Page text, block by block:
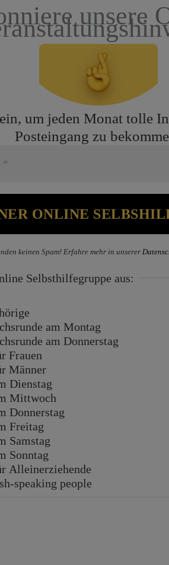
unsere
um jeden Monat tolle
Posteingang zu
keinen Spam! Erfahre mehr in unserer
Selbsthilfegruppe aus:
am Montag
am Donnerstag
Frauen
Männer
Dienstag
Mittwoch
Donnerstag
Freitag
Samstag
Sonntag
Alleinerziehende
speaking people